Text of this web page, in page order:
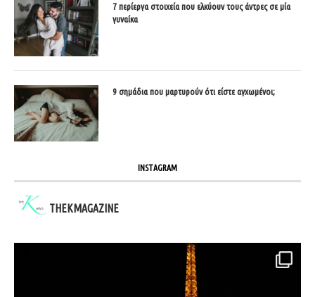
7 περίεργα στοιχεία που ελκύουν τους άντρες σε μία
γυναίκα
9 σημάδια που μαρτυρούν ότι είστε αγχωμένοι;
INSTAGRAM
THEKMAGAZINE